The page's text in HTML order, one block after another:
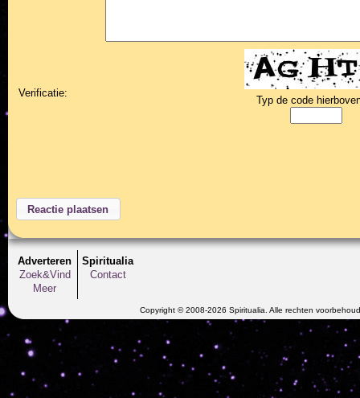
Verificatie:
Typ de code
Adverteren
Zoek&Vind
Meer
Spiritualia
Contact
Copyright © 2008-2026 Spiritualia. Alle rechten